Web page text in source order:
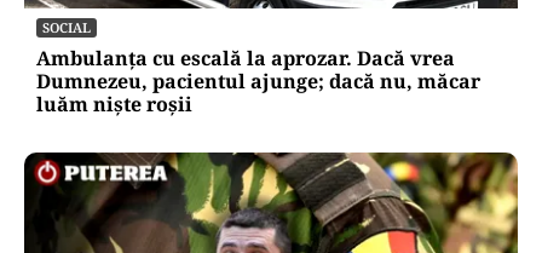
SOCIAL
Ambulanța cu escală la aprozar. Dacă vrea
Dumnezeu, pacientul ajunge; dacă nu, măcar
luăm niște roșii